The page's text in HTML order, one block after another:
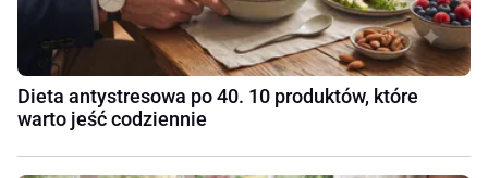
Dieta antystresowa po 40. 10 produktów, które
warto jeść codziennie